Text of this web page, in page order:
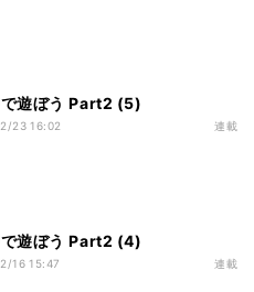
遊ぼう Part2 (5)
23 16:02 連載
遊ぼう Part2 (4)
16 15:47 連載